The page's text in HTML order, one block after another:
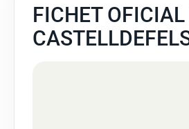
FICHET OFICIAL